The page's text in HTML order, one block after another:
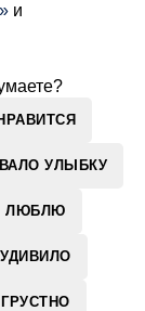
и
УЛЫБКУ
ЛЮБЛЮ
УДИВИЛО
ГРУСТНО